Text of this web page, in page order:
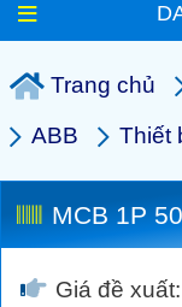
Trang chủ
ABB
Thiết
MCB 1P
Giá đề xuất: